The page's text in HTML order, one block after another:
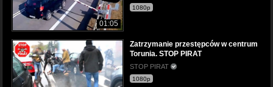
01:05
1080p
Zatrzymanie przestępców w centrum
Torunia. STOP PIRAT
STOP PIRAT
1080p